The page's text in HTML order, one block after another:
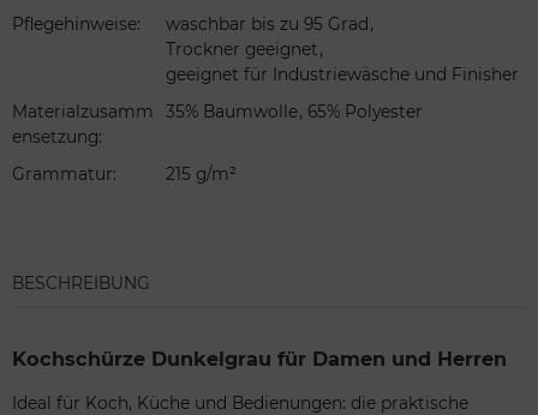
Pflegehinweise: waschbar bis zu 95 Grad ,
Trockner geeignet,
geeignet für Industriewäsche und Finisher
Materialzusamm
ensetzung:
35% Baumwolle, 65% Polyester
Grammatur: 215 g/m²
BESCHREIBUNG
Kochschürze Dunkelgrau für Damen und Herren
Ideal für Koch, Küche und Bedienungen: die praktische